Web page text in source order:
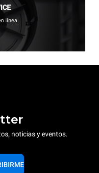
línea.
noticias y eventos.